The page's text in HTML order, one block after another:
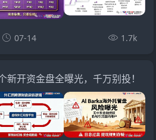
07-14 1.7k
新开资金盘全曝光，千万别投！